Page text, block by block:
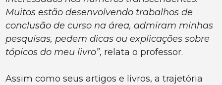
Muitos estão desenvolvendo trabalhos de
conclusão de curso na área, admiram minhas
pesquisas, pedem dicas ou explicações sobre
tópicos do meu livro”, relata o professor.
Assim como seus artigos e livros, a trajetória